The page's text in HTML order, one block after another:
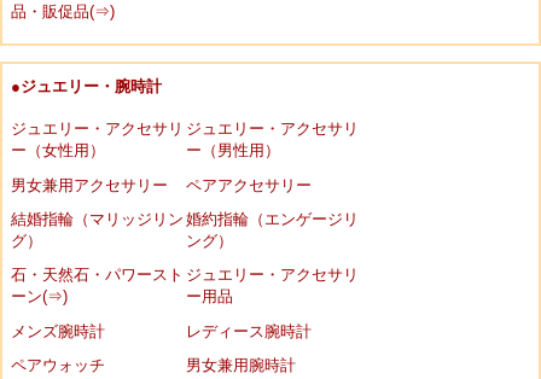
品・販促品(⇒)
●ジュエリー・腕時計
ジュエリー・アクセサリ
ー（女性用）
ジュエリー・アクセサリ
ー（男性用）
男女兼用アクセサリー
ペアアクセサリー
結婚指輪（マリッジリン
グ）
婚約指輪（エンゲージリ
ング）
石・天然石・パワースト
ーン(⇒)
ジュエリー・アクセサリ
ー用品
メンズ腕時計
レディース腕時計
ペアウォッチ
男女兼用腕時計